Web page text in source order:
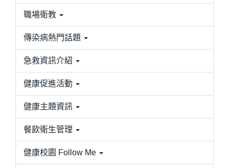
職場衛教
傳染病熱門話題
急救資訊介紹
健康促進活動
健康主題資訊
餐飲衛生管理
健康校園 Follow Me